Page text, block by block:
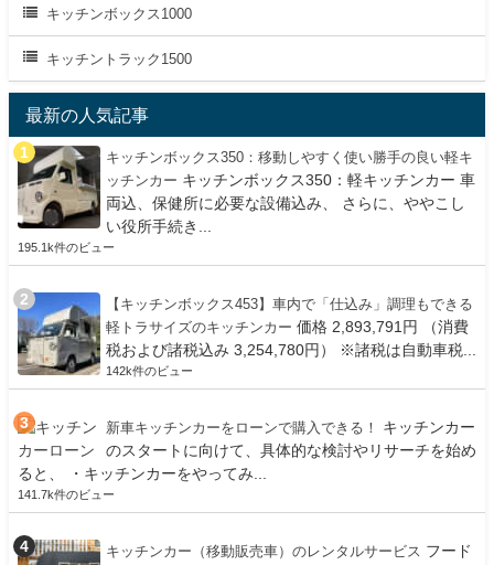
キッチンボックス1000
キッチントラック1500
最新の人気記事
キッチンボックス350：移動しやすく使い勝手の良い軽キ
ッチンカー キッチンボックス350：軽キッチンカー 車
両込、保健所に必要な設備込み、 さらに、ややこし
い役所手続き...
195.1k件のビュー
【キッチンボックス453】車内で「仕込み」調理もできる
軽トラサイズのキッチンカー 価格 2,893,791円 （消費
税および諸税込み 3,254,780円） ※諸税は自動車税...
142k件のビュー
新車キッチンカーをローンで購入できる！
キッチンカー
のスタートに向けて、具体的な検討やリサーチを始め
ると、 ・キッチンカーをやってみ...
141.7k件のビュー
キッチンカー（移動販売車）のレンタルサービス フード